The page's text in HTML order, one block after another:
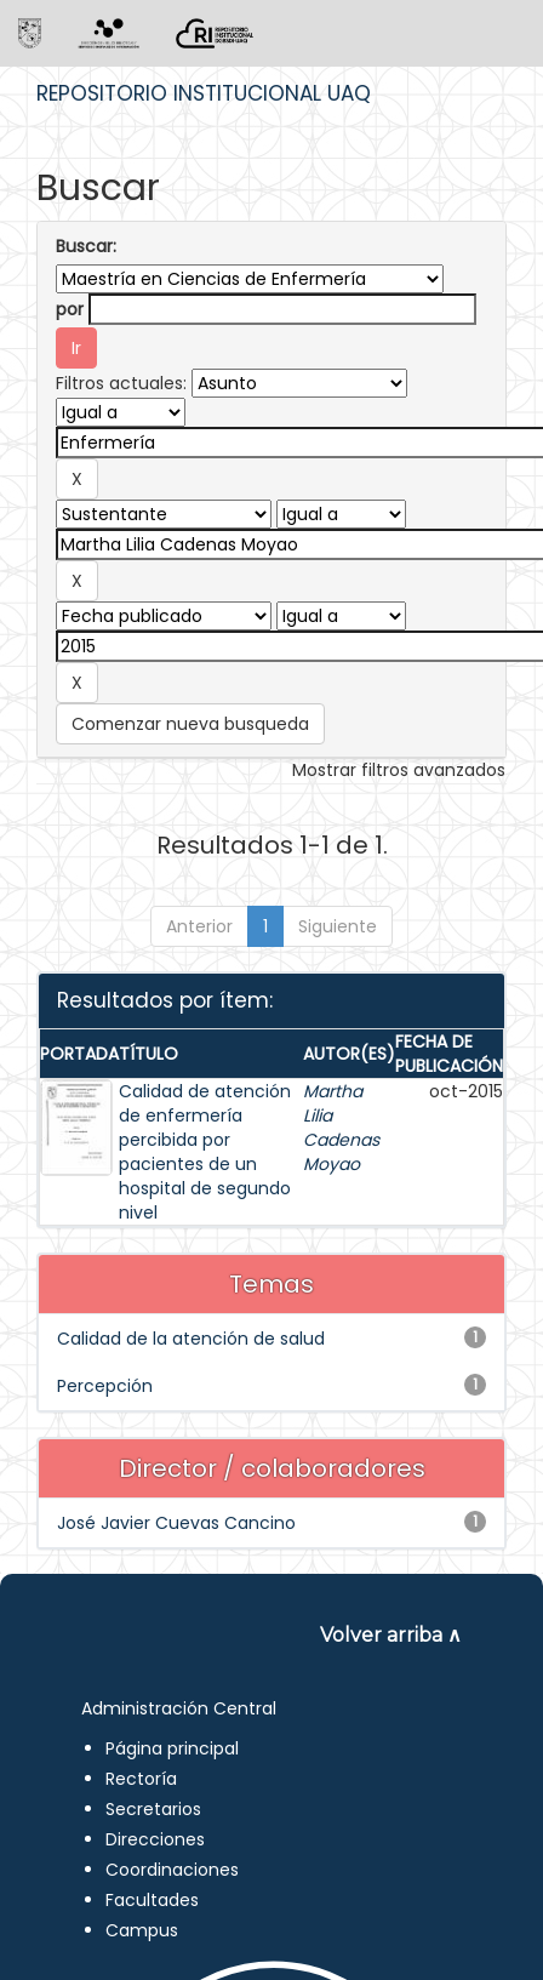
REPOSITORIO INSTITUCIONAL UAQ
Buscar
Buscar:
por
Filtros actuales:
Comenzar nueva busqueda
Mostrar filtros avanzados
Resultados 1-1 de 1.
Anterior 1 Siguiente
Resultados por ítem:
PORTADATÍTULO AUTOR(ES)FECHA DE
PUBLICACIÓN
Calidad de atención
de enfermería
percibida por
pacientes de un
hospital de segundo
nivel
Martha
Lilia
Cadenas
Moyao
oct-2015
Temas
1
Calidad de la atención de salud
1
Percepción
Director / colaboradores
1
José Javier Cuevas Cancino
Volver arriba ∧
Administración Central
Página principal
Rectoría
Secretarios
Direcciones
Coordinaciones
Facultades
Campus